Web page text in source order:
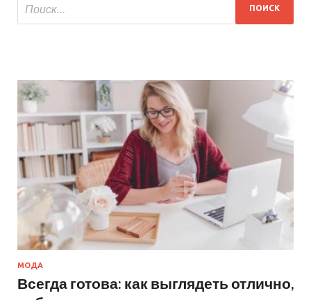
МОДА
Всегда готова: как выглядеть отлично,